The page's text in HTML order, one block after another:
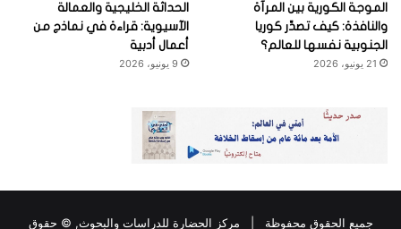
الموجة الكورية بين المرآة
والنافذة: كيف تصدِّر كوريا
الجنوبية نفسها للعالم؟
21 يونيو، 2026
الحداثة الخليجية والعمالة
الآسيوية: قراءة في نماذج من
أعمال أدبية
9 يونيو، 2026
جميع الحقوق محفوظة | مركز الحضارة للدراسات والبحوث, © حقوق